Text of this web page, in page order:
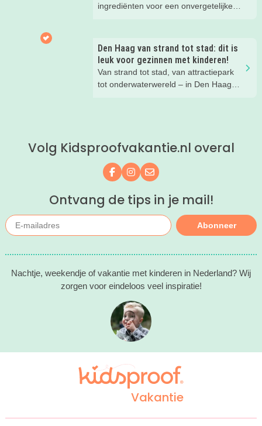
ingrediënten voor een onvergetelijke
Den Haag van strand tot stad: dit is
leuk voor gezinnen met kinderen!
Van strand tot stad, van attractiepark
tot onderwaterwereld – in Den Haag
Volg Kidsproofvakantie.nl overal
Volg ons op Facebook
Volg ons op Instagram
Mail ons
Ontvang de tips in je mail!
Abonneer
Nachtje, weekendje of vakantie met kinderen in Nederland? Wij
zorgen voor eindeloos veel inspiratie!
Vakantie